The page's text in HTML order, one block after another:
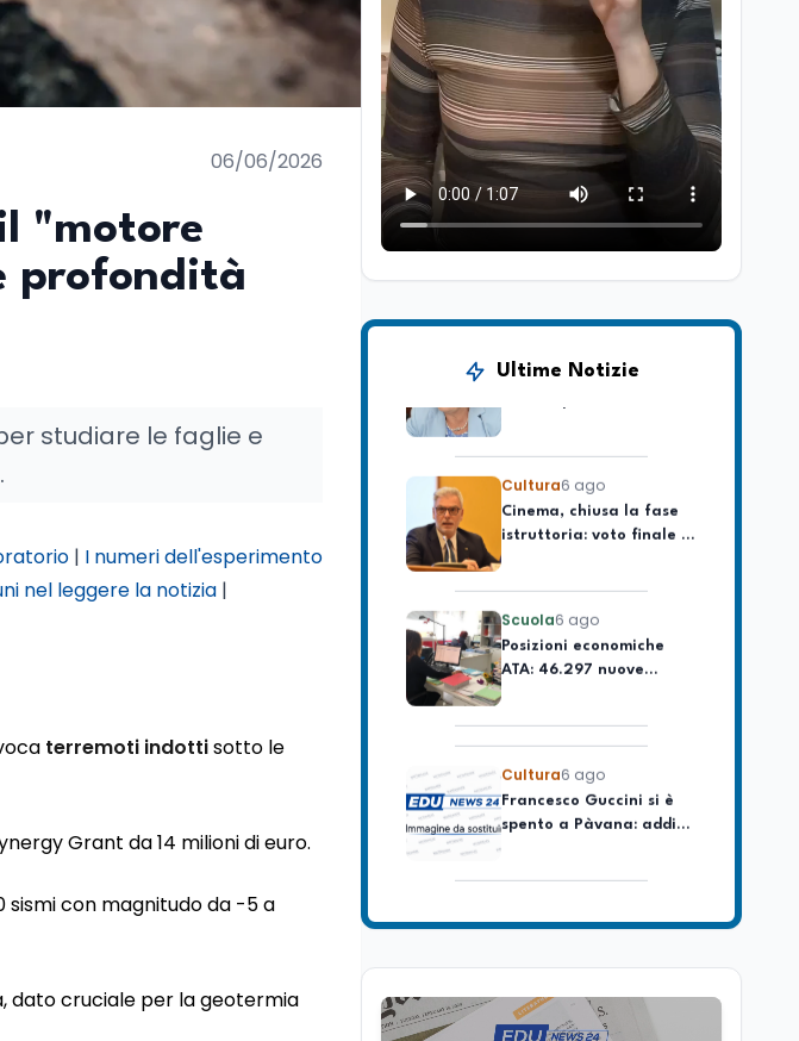
06/06/2026
"motore
profondità
studiare le faglie e
| I numeri dell'esperimento
nel leggere la notizia |
terremoti indottisotto le
Grant da 14 milioni di euro.
sismi con magnitudo da -5 a
dato cruciale per la geotermia
Ultime Notizie
Cultura6 ago
Francesco Guccini si è
spento a Pàvana: addio
al Maestrone
Cultura
Se n'è andato il
Maestrone: addio a
Francesco Guccini,
firma il patto con Asstel
piattaforma, in
l'Inps, per l'incontro tra
domanda e offerta di
lavoro
istruttoria: voto finale il
9 settembre in Aula. La
ATA: 46.297 nuove
spento a Pàvana: addio
Maestrone: addio a
l'ultimo cantore di una
Lavoro 6 ago
La ministra Calderone